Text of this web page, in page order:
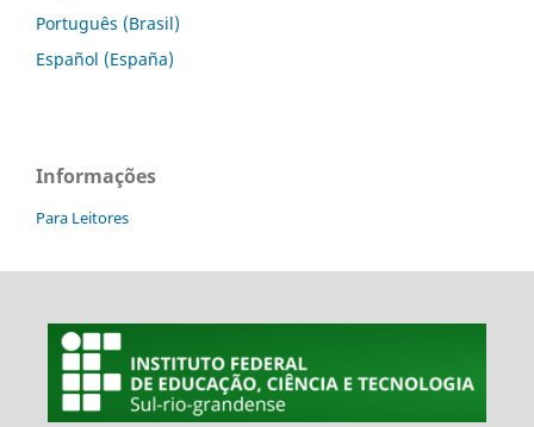
Português (Brasil)
Español (España)
Informações
Para Leitores